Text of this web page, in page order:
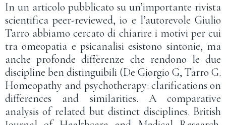
In un articolo pubblicato su un’importante rivista
scientifica peer-reviewed, io e l’autorevole Giulio
Tarro abbiamo cercato di chiarire i motivi per cui
tra omeopatia e psicanalisi esistono sintonie, ma
anche profonde differenze che rendono le due
discipline ben distinguibili (De Giorgio G, Tarro G.
Homeopathy and psychotherapy: clarifications on
differences and similarities. A comparative
analysis of related but distinct disciplines. British